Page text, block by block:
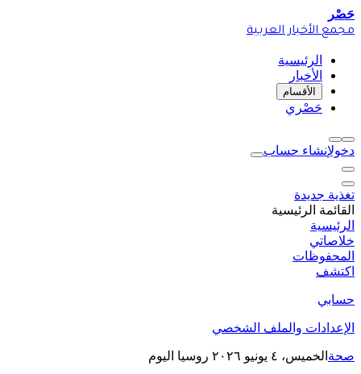
حَصْر
مجمع الأخبار العربية
الرئيسية
الأخبار
الأقسام
حَصْري
دخولإنشاء حساب
تغذية جديدة
القائمة الرئيسية
الرئيسية
خلاصاتي
المحفوظات
اكتشف
حسابي
الإعدادات والملف الشخصي
صحة الخميس، ٤ يونيو ٢٠٢٦ روسيا اليوم